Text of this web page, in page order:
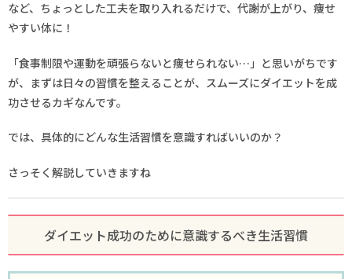
など、ちょっとした工夫を取り入れるだけで、代謝が上がり、痩せ
やすい体に！
「食事制限や運動を頑張らないと痩せられない…」と思いがちです
が、まずは日々の習慣を整えることが、スムーズにダイエットを成
功させるカギなんです。
では、具体的にどんな生活習慣を意識すればいいのか？
さっそく解説していきますね
ダイエット成功のために意識するべき生活習慣